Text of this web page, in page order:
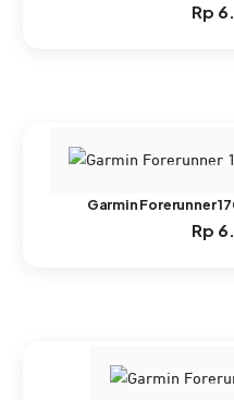
Rp
Garmin Forerunner
Rp